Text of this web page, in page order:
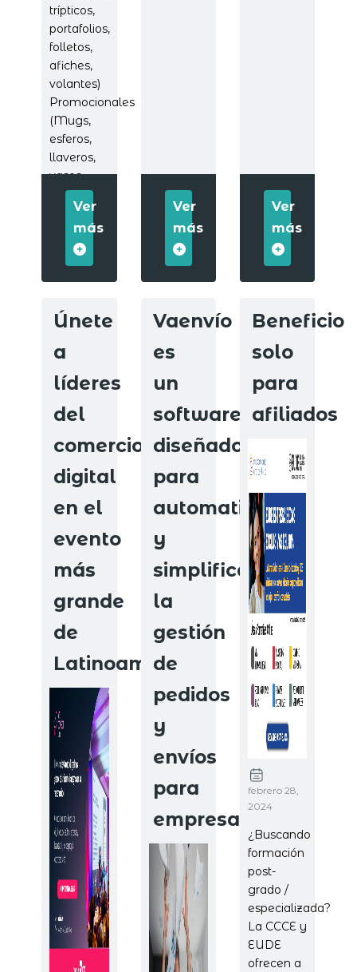
trípticos,
portafolios,
folletos,
afiches,
volantes)
Promocionales
(Mugs,
esferos,
llaveros,
vasos,...
Ver
más
Ver
más
Ver
más
Únete
a
líderes
del
comercio
digital
en el
evento
más
grande
de
Latinoamérica.
Vaenvío
es
un
software
diseñado
para
automatizar
y
simplificar
la
gestión
de
pedidos
y
envíos
para
empresas.
Beneficio
solo
para
afiliados
febrero 28,
2024
¿Buscando
formación
post-
grado /
especializada?
La CCCE y
EUDE
ofrecen a